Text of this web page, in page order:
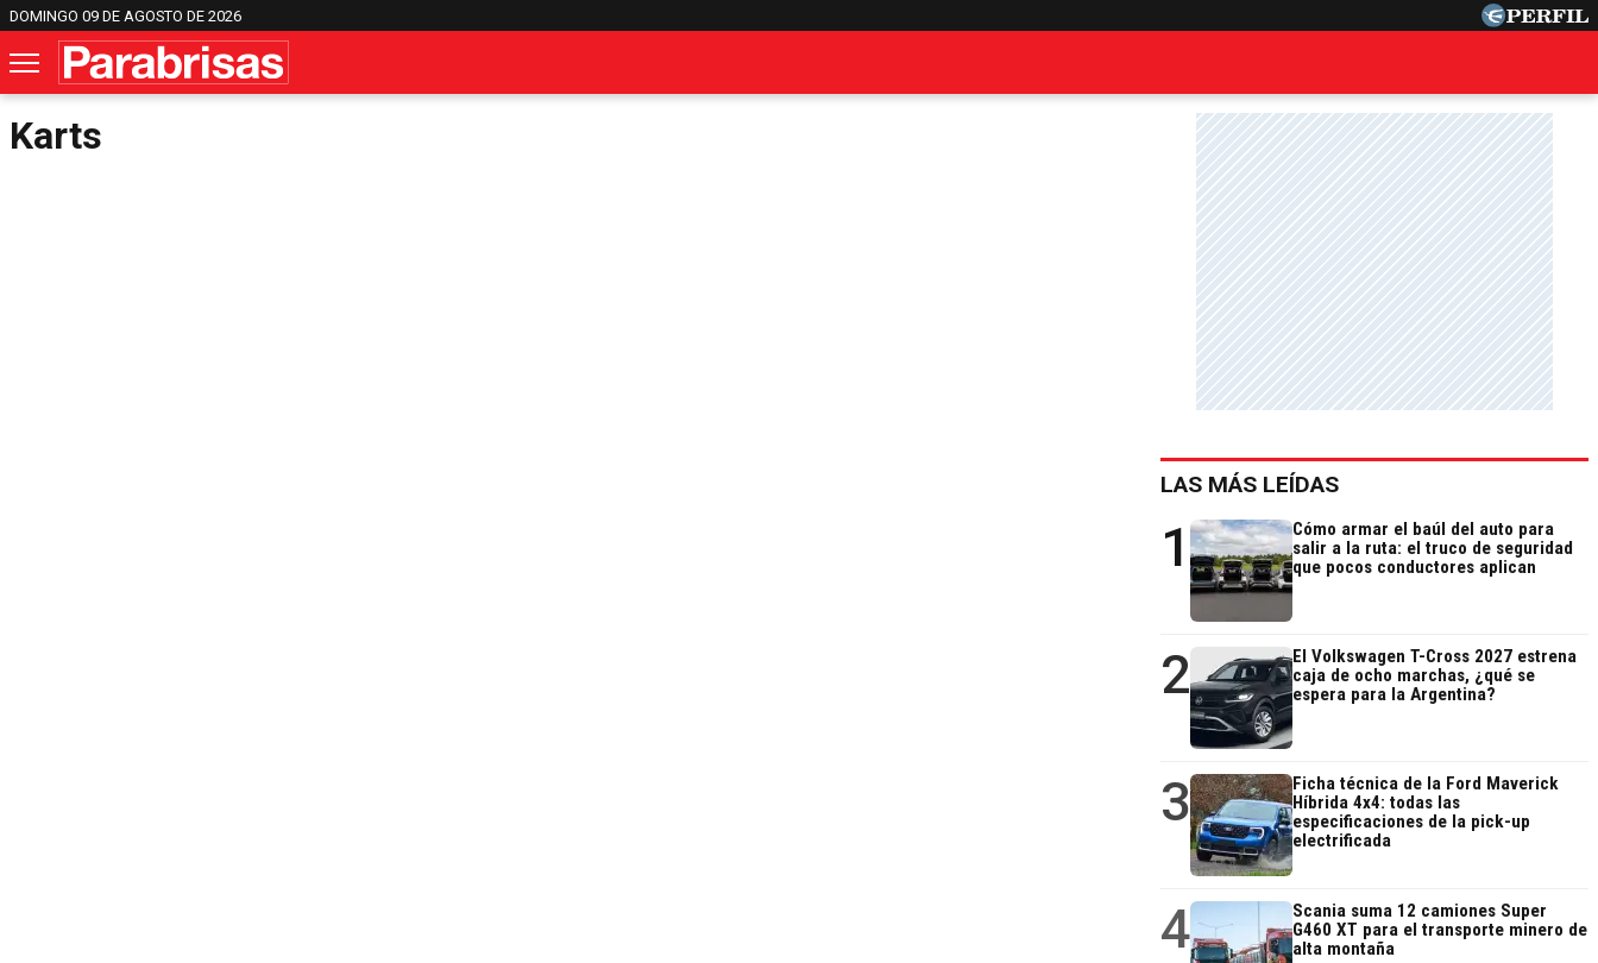
DOMINGO 09 DE AGOSTO DE 2026
Karts
LAS MÁS LEÍDAS
1
Cómo armar el baúl del auto para
salir a la ruta: el truco de seguridad
que pocos conductores aplican
2
El Volkswagen T-Cross 2027 estrena
caja de ocho marchas, ¿qué se
espera para la Argentina?
3
Ficha técnica de la Ford Maverick
Híbrida 4x4: todas las
especificaciones de la pick-up
electrificada
4
Scania suma 12 camiones Super
G460 XT para el transporte minero de
alta montaña